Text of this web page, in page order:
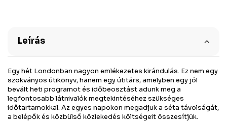
Leírás
Egy hét Londonban nagyon emlékezetes kirándulás. Ez nem egy
szokványos útikönyv, hanem egy útitárs, amelyben egy jól
bevált heti programot és időbeosztást adunk meg a
legfontosabb látnivalók megtekintéséhez szükséges
időtartamokkal. Az egyes napokon megadjuk a séta távolságát,
a belépők és közbülső közlekedés költségeit összesítjük.